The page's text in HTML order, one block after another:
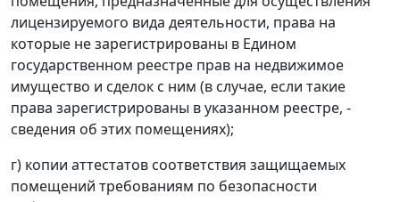
лицензируемого вида деятельности, права на
которые не зарегистрированы в Едином
государственном реестре прав на недвижимое
имущество и сделок с ним (в случае, если такие
права зарегистрированы в указанном реестре, -
сведения об этих помещениях);
г) копии аттестатов соответствия защищаемых
помещений требованиям по безопасности